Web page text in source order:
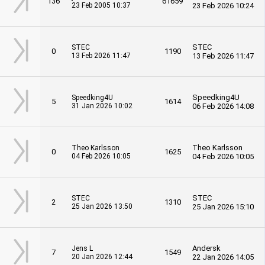
23 Feb 2005 10:37
23 Feb 2026 10:24
0
STEC
13 Feb 2026 11:47
1190
STEC
13 Feb 2026 11:47
5
Speedking4U
31 Jan 2026 10:02
1614
Speedking4U
06 Feb 2026 14:08
0
Theo Karlsson
04 Feb 2026 10:05
1625
Theo Karlsson
04 Feb 2026 10:05
2
STEC
25 Jan 2026 13:50
1310
STEC
25 Jan 2026 15:10
7
Jens L
20 Jan 2026 12:44
1549
Andersk
22 Jan 2026 14:05